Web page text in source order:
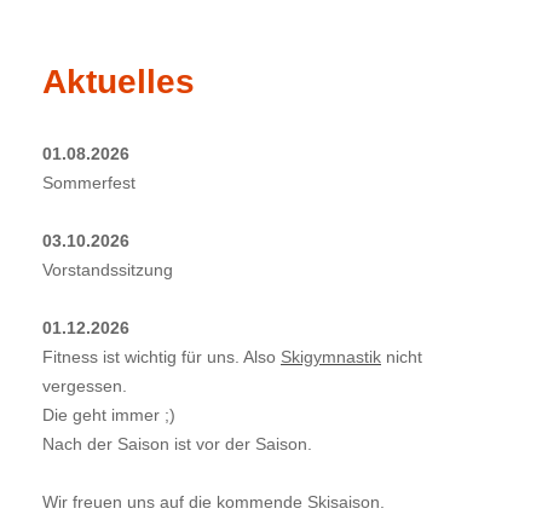
Aktuelles
01.08.2026
Sommerfest
03.10.2026
Vorstandssitzung
01.12.2026
Fitness ist wichtig für uns. Also Skigymnastik nicht
vergessen.
Die geht immer ;)
Nach der Saison ist vor der Saison.
Wir freuen uns auf die kommende Skisaison.